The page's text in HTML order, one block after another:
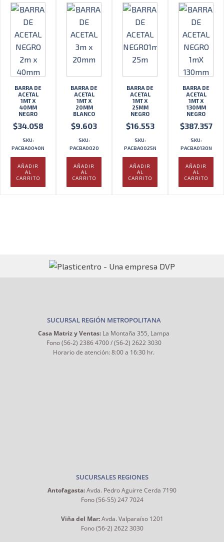
BARRA DE
ACETAL
1MT X
40MM
NEGRO
$34.058
SKU:
PACBA0040N
AÑADIR
AL
CARRITO
BARRA DE
ACETAL
1MT X
20MM
BLANCO
$9.603
SKU:
PACBA0020
AÑADIR
AL
CARRITO
BARRA DE
ACETAL
1MT X
25MM
NEGRO
$16.553
SKU:
PACBA0025N
AÑADIR
AL
CARRITO
BARRA DE
ACETAL
1MT X
130MM
NEGRO
$387.357
SKU:
PACBA0130N
AÑADIR
AL
CARRITO
SUCURSAL REGIÓN METROPOLITANA
Casa Matriz y Ventas: La Montaña 355, Lampa
Fono (56-2) 2386 4700 / (56-2) 2622 3030
Horario de atención: 8:00 a 16:30 hr.
SUCURSALES REGIONES
Antofagasta:Avda. Pedro Aguirre Cerda 7190
Fono (56-55) 247 7024
Viña del Mar:Avda. Valparaíso 1201
Fono (56-2) 2622 3030